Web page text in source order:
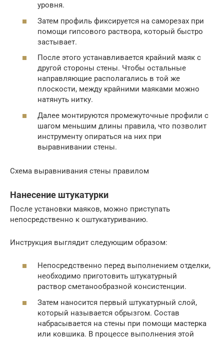
уровня.
Затем профиль фиксируется на саморезах при
помощи гипсового раствора, который быстро
застывает.
После этого устанавливается крайний маяк с
другой стороны стены. Чтобы остальные
направляющие располагались в той же
плоскости, между крайними маяками можно
натянуть нитку.
Далее монтируются промежуточные профили с
шагом меньшим длины правила, что позволит
инструменту опираться на них при
выравнивании стены.
Схема выравнивания стены правилом
Нанесение штукатурки
После установки маяков, можно приступать
непосредственно к оштукатуриванию.
Инструкция выглядит следующим образом:
Непосредственно перед выполнением отделки,
необходимо приготовить штукатурный
раствор сметанообразной консистенции.
Затем наносится первый штукатурный слой,
который называется обрызгом. Состав
набрасывается на стены при помощи мастерка
или ковшика. В процессе выполнения этой